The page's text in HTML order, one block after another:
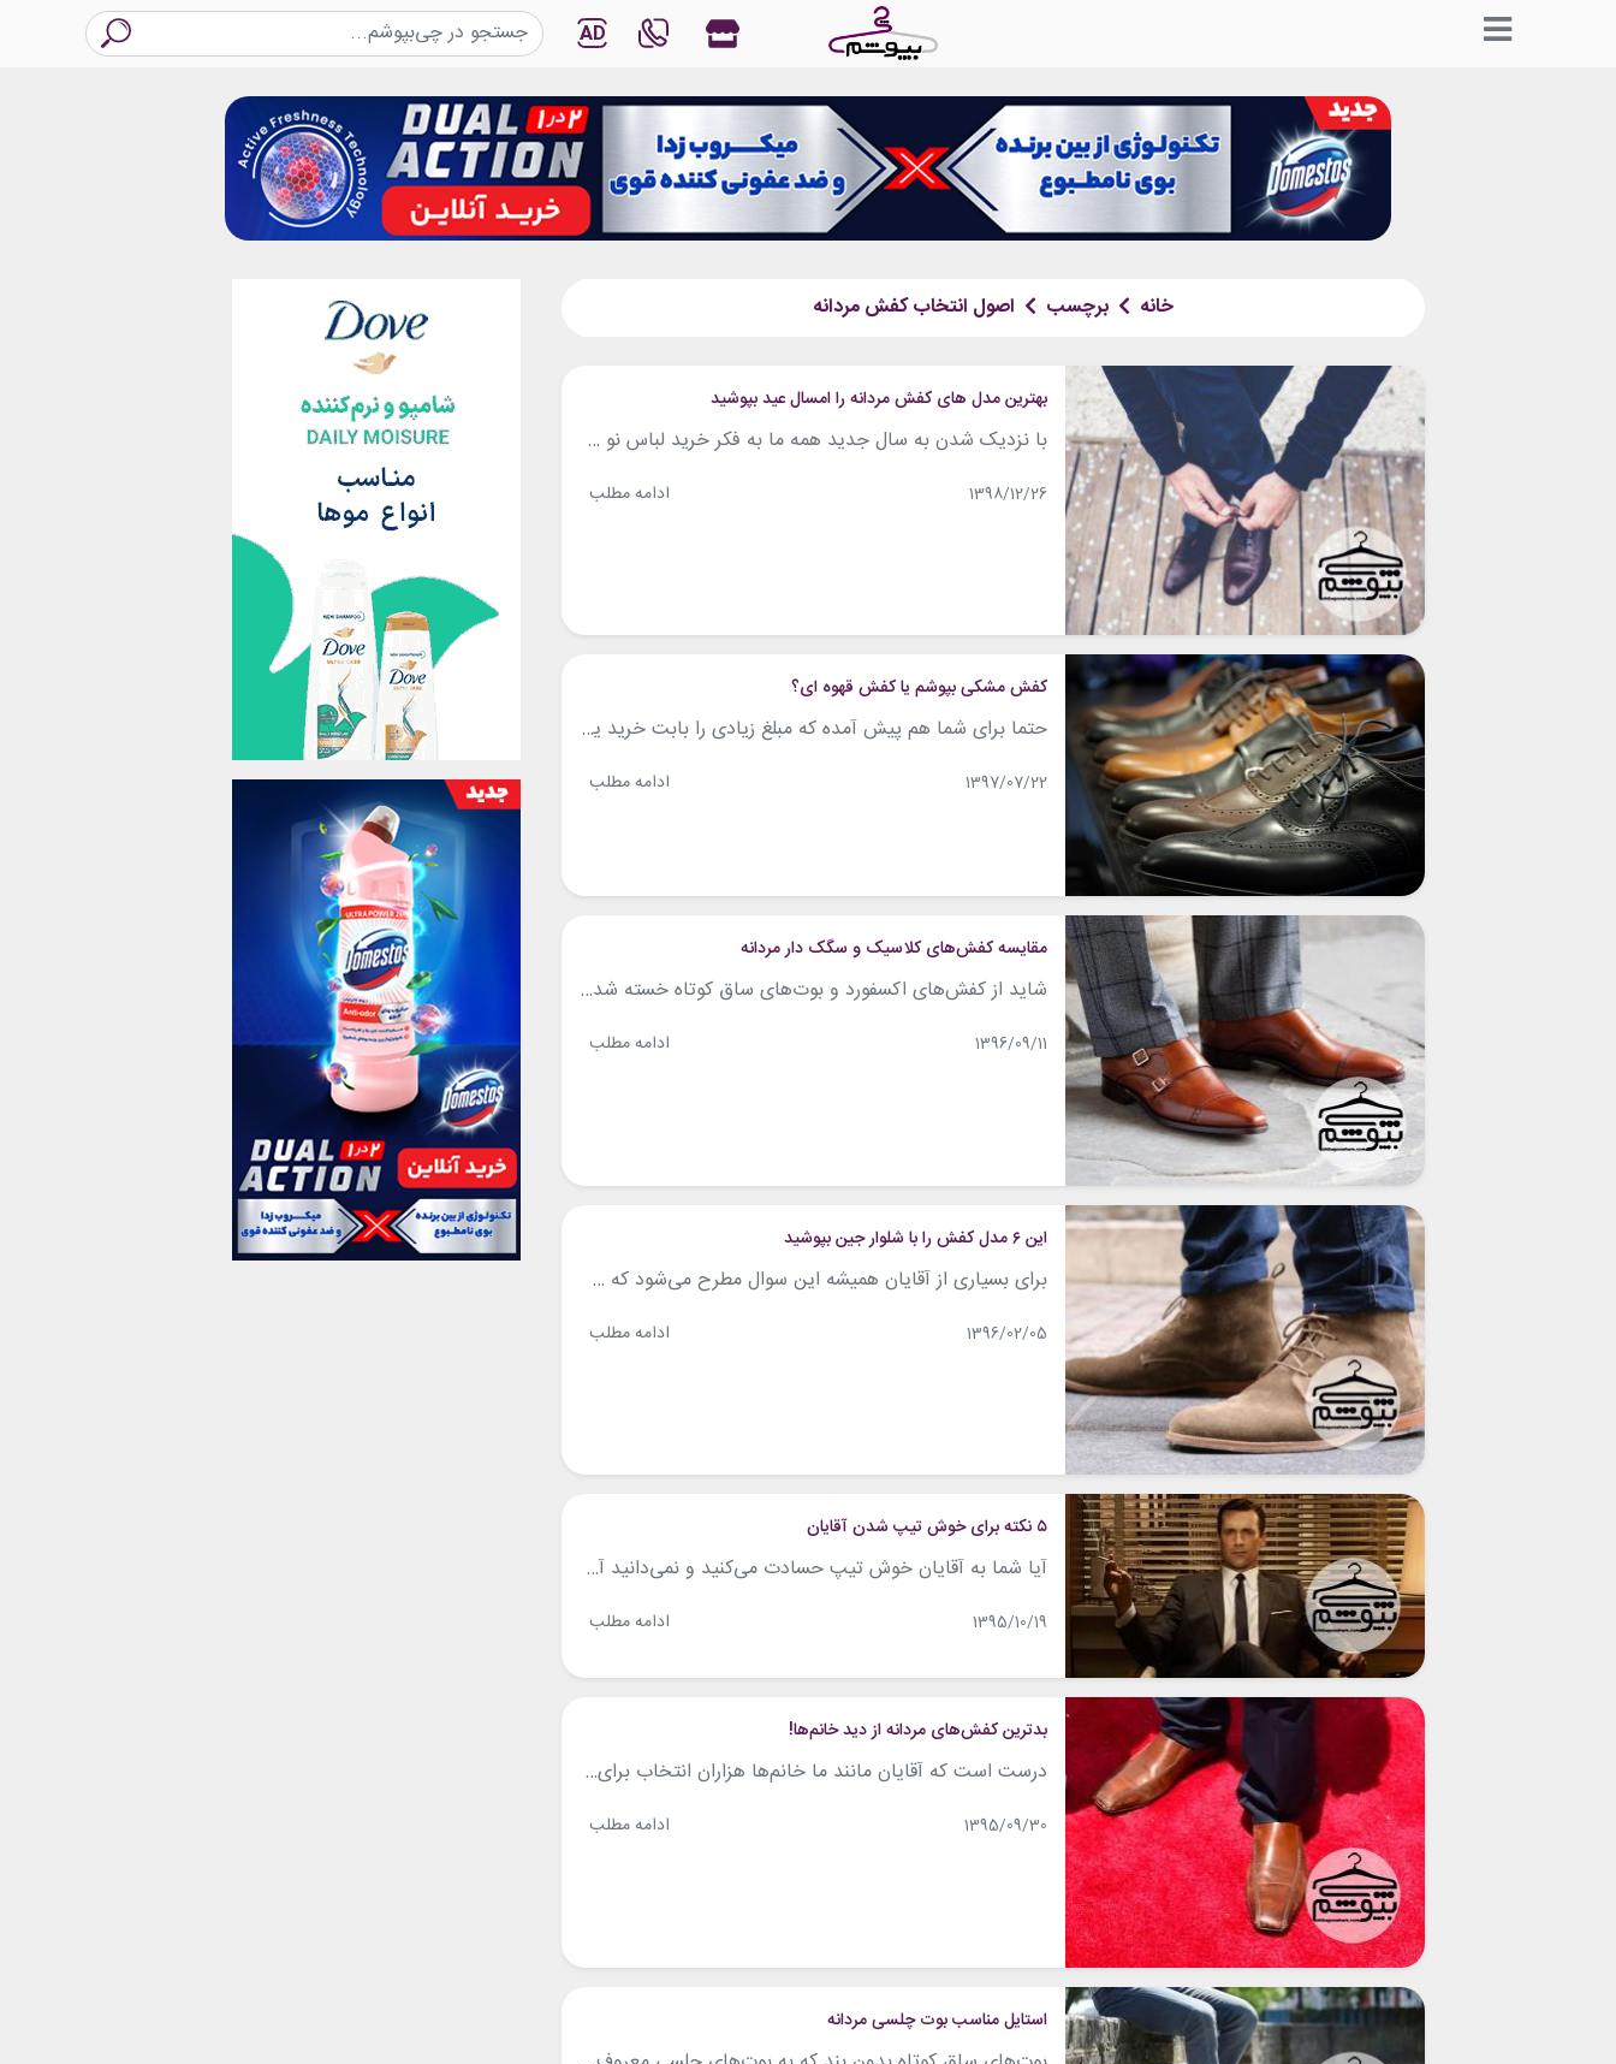
AD
خانه برچسب اصول انتخاب کفش مردانه
بهترین مدل های کفش مردانه را امسال عید بپوشید
با نزدیک شدن به سال جدید همه ما به فکر خرید لباس نو هستیم. در این میان خرید یک جفت کفش مردانه مناسب نیز هم ارزان نخواهد نبود و هم پیدا کردن یک مدل دلخواه کار ساده ای نیست. کفش مردانه عید ۹۹ چی بپوشیم؟ با ما همراه باشید. مطالب مرتبط: ۲۷ پیشنهاد لباس مردانه...
1398/12/26 ادامه مطلب
کفش مشکی بپوشم یا کفش قهوه ای؟
حتما برای شما هم پیش آمده که مبلغ زیادی را بابت خرید یک کفش مشکی یا قهوه ای پرداخت کنید، اما ندانید که چطور آن را با لباس‌های خود ست کنید و یا حتی ندانید که آن را کجا بپوشید. البته کفش‌های مردانه رنگ‌های متفاوتی دارند. مثلا در طبقه بندی رنگ قهوه‌ای، رنگ‌های قهوه‌ای مایل...
1397/07/22 ادامه مطلب
مقایسه کفش‌های کلاسیک و سگک دار مردانه
شاید از کفش‌های اکسفورد و بوت‌های ساق کوتاه خسته شده‌ باشید. اما یادتان باشد، مردم به کفش‌های شما نگاه می‌کنند و درموردتان قضاوت می‌کنند! اصلا تابه‌حال کفش سگک دار مردانه پوشیده‌اید؟ می‌دانید چه شکلی هستند؟ اگر نمی‌دانید مهم نیست. ما در این مقاله برایتان توضیح می‌دهیم. کفش‌های سگک دار، شیک و مطابق با مد روز...
1396/09/11 ادامه مطلب
این ۶ مدل کفش را با شلوار جین بپوشید
برای بسیاری از آقایان همیشه این سوال مطرح می‌شود که چه نوع کفشی را می‎توان با شلوار جین پوشید؟ آیا پوشیدن کفش مردانه رسمی با شلوار جین یک خطای مد است؟ فقط باید کتانی بپوشم؟ و چندین سوال مهم دیگر. این ۶ مدل کفش را با شلوار جین بپوشید. ۱- کفش کالج مناسب بپوشید بهتر است...
1396/02/05 ادامه مطلب
۵ نکته برای خوش تیپ شدن آقایان
آیا شما به آقایان خوش تیپ حسادت می‌کنید و نمی‌دانید آن‌ها چطور جذاب شده‌اند؟ آیا قصد دارید تیپ خود را بهتر کنید اما نمی‌دانید از کجا شروع کنید؟ نگران نباشید، این کار راز خاص و پیچیده‌ای ندارد و فقط به رعایت چند نکته کلیدی نیاز دارد. این نکته ساده اما پر اهمیت می‌توانند هر کسی...
1395/10/19 ادامه مطلب
بدترین کفش‌های مردانه از دید خانم‌ها!
درست است که آقایان مانند ما خانم‌ها هزاران انتخاب برای پوشیدن کفش ندارند، اما به این معنی نیست که بتوانند در هر شرایطی هر کفشی که دلشان بخواهند بپوشند و احساس خوش استایلی و خوش تیپی هم بکنند! با بدترین کفش‌های مردانه از دید خانم‌ها! آشنا شوید. 1- کفش‌های نوک مربعی با دوخت‌های بزرگ این کفش‌ها...
1395/09/30 ادامه مطلب
استایل مناسب بوت چلسی مردانه